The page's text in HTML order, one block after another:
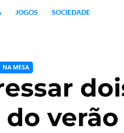
JOGOS SOCIEDADE
NA MESA
verão